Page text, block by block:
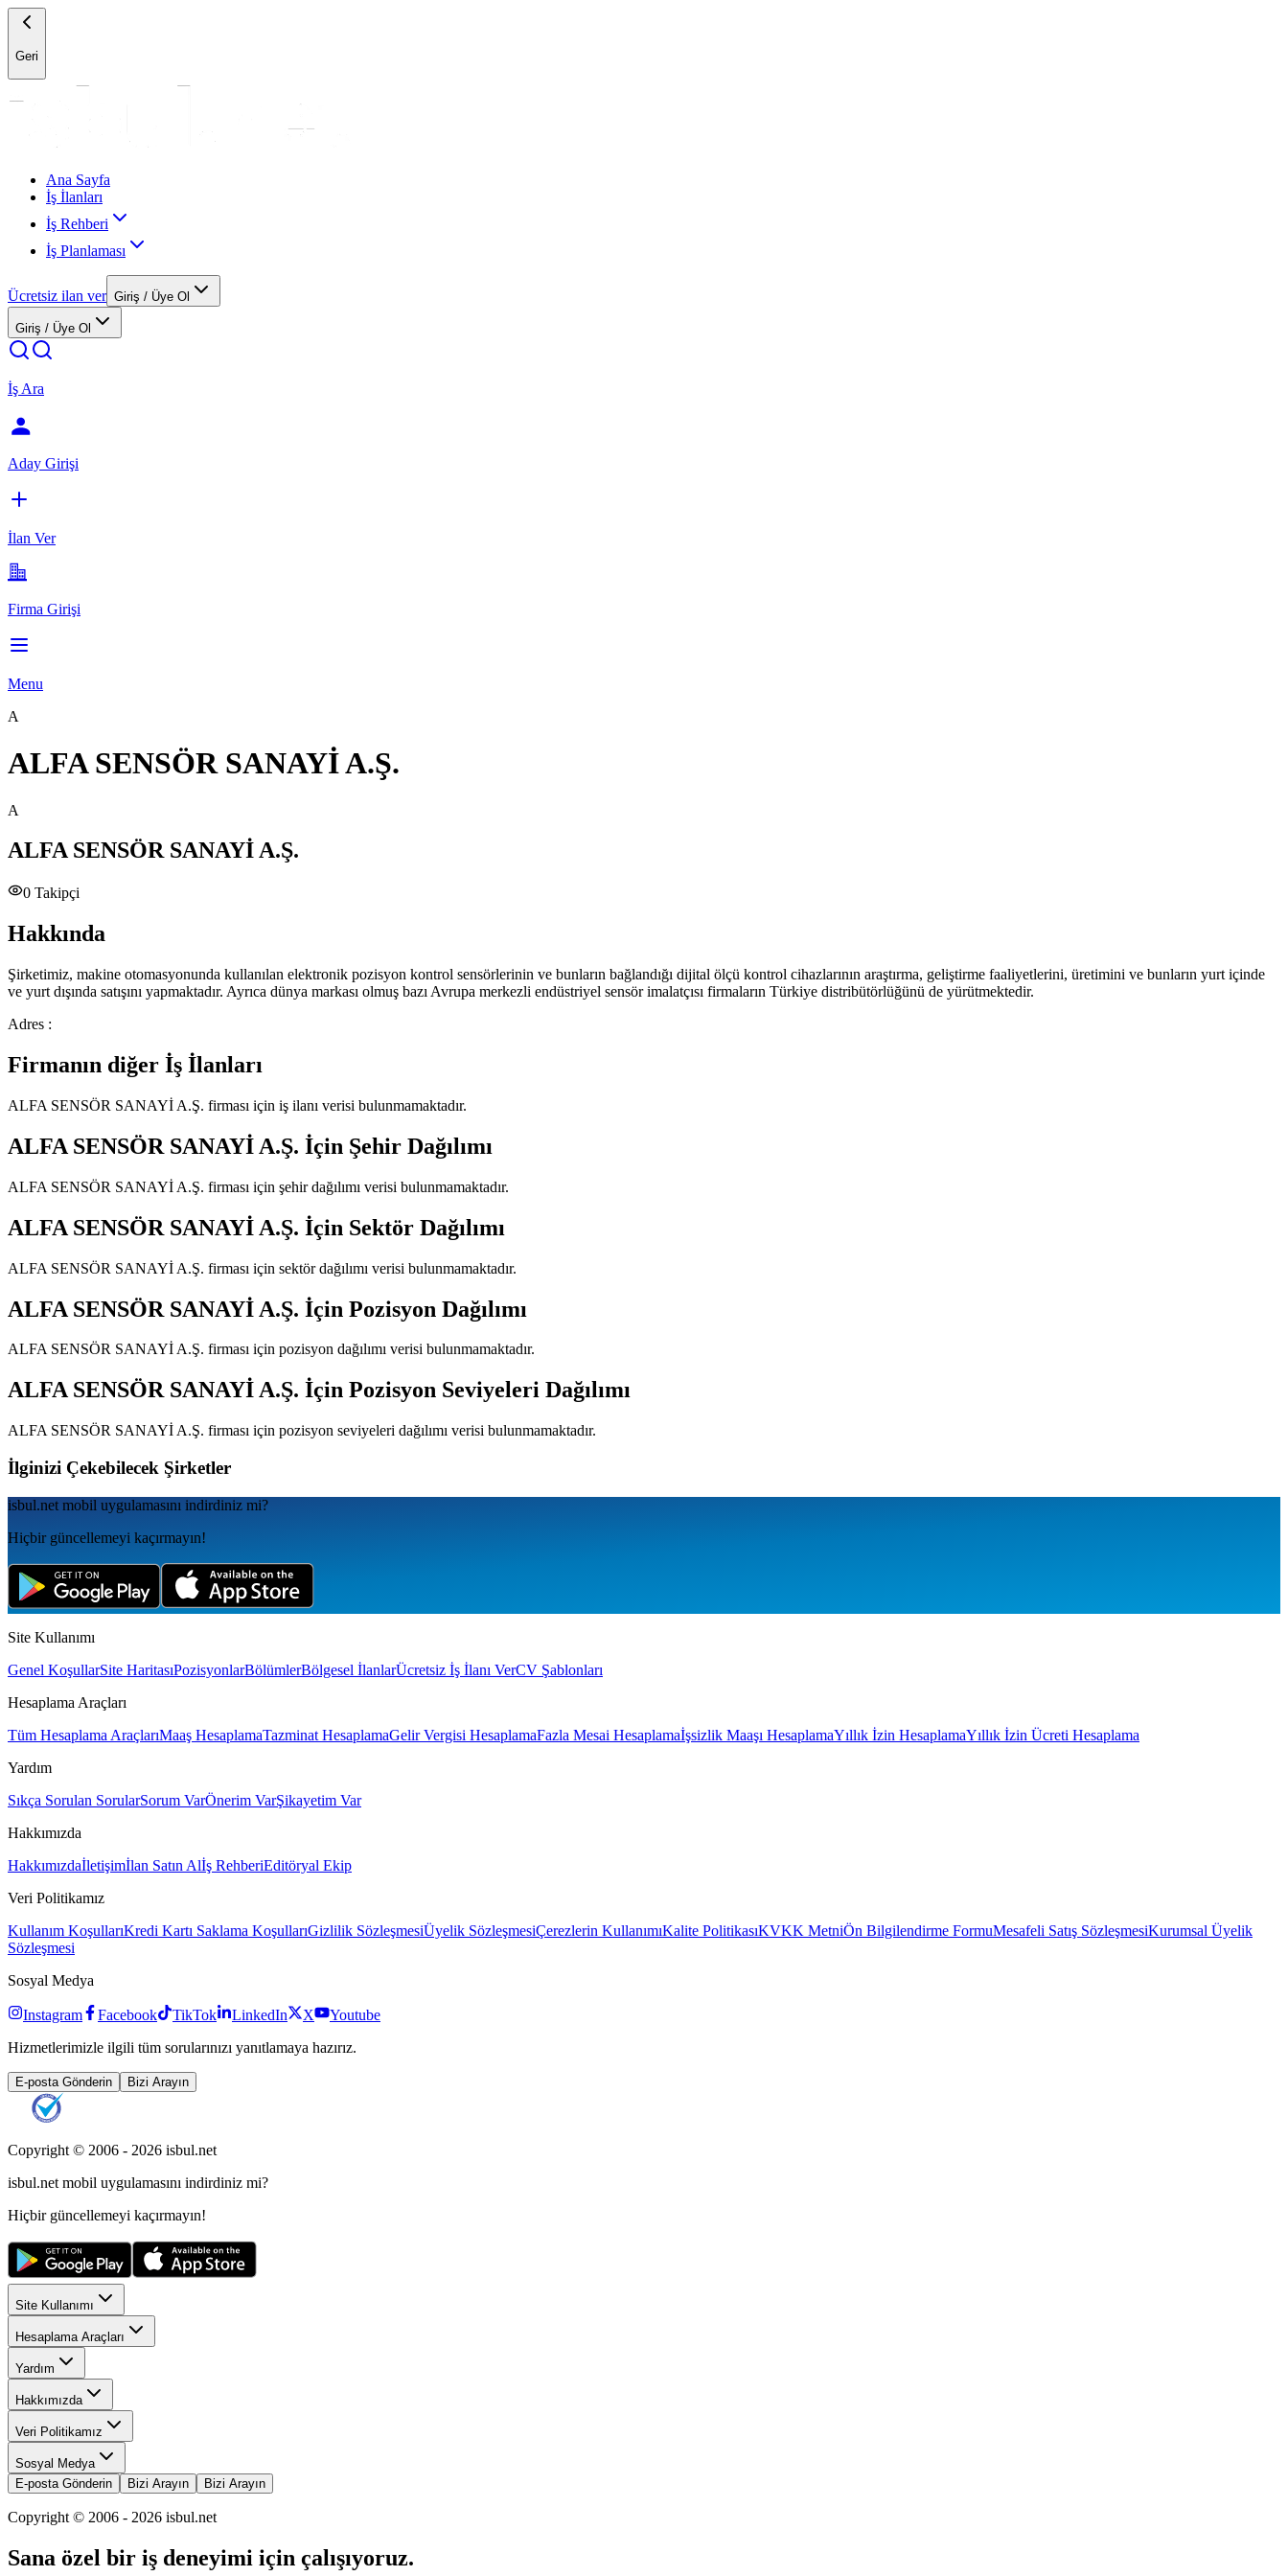
Geri
Ana Sayfa
İş İlanları
İş Rehberi
İş Planlaması
Ücretsiz ilan ver Giriş / Üye Ol
Giriş / Üye Ol
İş Ara
Aday Girişi
İlan Ver
Firma Girişi
Menu
A
ALFA SENSÖR SANAYİ A.Ş.
A
ALFA SENSÖR SANAYİ A.Ş.
0 Takipçi
Hakkında
Şirketimiz, makine otomasyonunda kullanılan elektronik pozisyon kontrol sensörlerinin ve bunların bağlandığı dijital ölçü kontrol cihazlarının araştırma, geliştirme faaliyetlerini, üretimini ve bunların yurt içinde
ve yurt dışında satışını yapmaktadır. Ayrıca dünya markası olmuş bazı Avrupa merkezli endüstriyel sensör imalatçısı firmaların Türkiye distribütörlüğünü de yürütmektedir.
Adres :
Firmanın diğer İş İlanları
ALFA SENSÖR SANAYİ A.Ş. firması için iş ilanı verisi bulunmamaktadır.
ALFA SENSÖR SANAYİ A.Ş. İçin Şehir Dağılımı
ALFA SENSÖR SANAYİ A.Ş. firması için şehir dağılımı verisi bulunmamaktadır.
ALFA SENSÖR SANAYİ A.Ş. İçin Sektör Dağılımı
ALFA SENSÖR SANAYİ A.Ş. firması için sektör dağılımı verisi bulunmamaktadır.
ALFA SENSÖR SANAYİ A.Ş. İçin Pozisyon Dağılımı
ALFA SENSÖR SANAYİ A.Ş. firması için pozisyon dağılımı verisi bulunmamaktadır.
ALFA SENSÖR SANAYİ A.Ş. İçin Pozisyon Seviyeleri Dağılımı
ALFA SENSÖR SANAYİ A.Ş. firması için pozisyon seviyeleri dağılımı verisi bulunmamaktadır.
İlginizi Çekebilecek Şirketler
isbul.net mobil uygulamаsını indirdiniz mi?
Hiçbir güncellemeyi kaçırmayın!
Site Kullanımı
Genel KoşullarSite HaritasıPozisyonlarBölümlerBölgesel İlanlarÜcretsiz İş İlanı VerCV Şablonları
Hesaplama Araçları
Tüm Hesaplama AraçlarıMaaş HesaplamaTazminat HesaplamaGelir Vergisi HesaplamaFazla Mesai Hesaplamaİşsizlik Maaşı HesaplamaYıllık İzin HesaplamaYıllık İzin Ücreti Hesaplama
Yardım
Sıkça Sorulan SorularSorum VarÖnerim VarŞikayetim Var
Hakkımızda
Hakkımızdaİletişimİlan Satın Alİş RehberiEditöryal Ekip
Veri Politikamız
Kullanım KoşullarıKredi Kartı Saklama KoşullarıGizlilik SözleşmesiÜyelik SözleşmesiÇerezlerin KullanımıKalite PolitikasıKVKK MetniÖn Bilgilendirme FormuMesafeli Satış SözleşmesiKurumsal Üyelik
Sözleşmesi
Sosyal Medya
Instagram Facebook TikTok LinkedIn X
Youtube
Hizmetlerimizle ilgili tüm sorularınızı yanıtlamaya hazırız.
E-posta Gönderin Bizi Arayın
Copyright © 2006 - 2026 isbul.net
isbul.net mobil uygulamasını indirdiniz mi?
Hiçbir güncellemeyi kaçırmayın!
Site Kullanımı
Hesaplama Araçları
Yardım
Hakkımızda
Veri Politikamız
Sosyal Medya
E-posta Gönderin
Bizi Arayın Bizi Arayın
Copyright © 2006 - 2026 isbul.net
Sana özel bir iş deneyimi için çalışıyoruz.